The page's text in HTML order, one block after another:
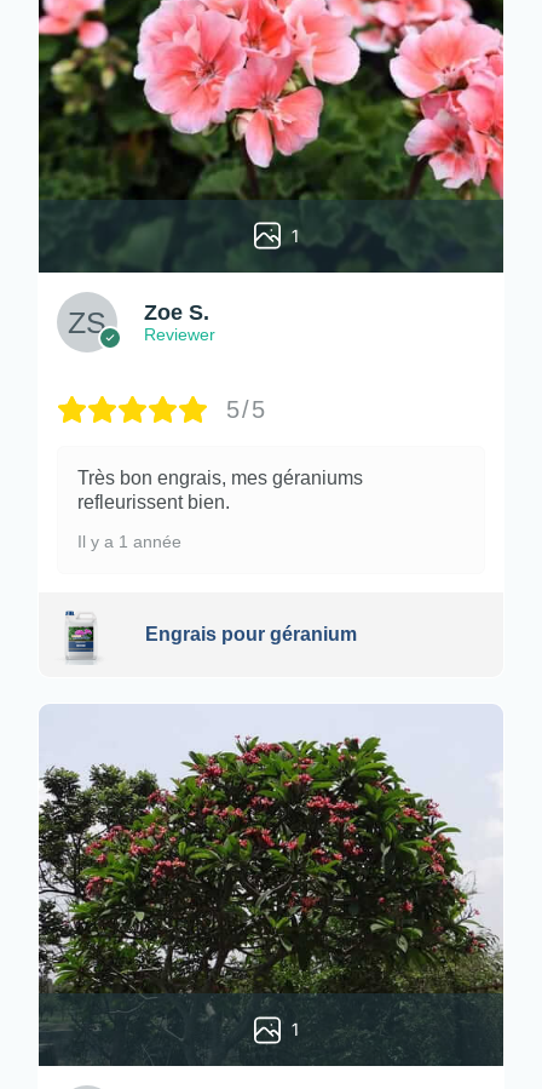
1
Zoe S.
Reviewer
5/5
Très bon engrais, mes géraniums
refleurissent bien.
Il y a 1 année
Engrais pour géranium
1